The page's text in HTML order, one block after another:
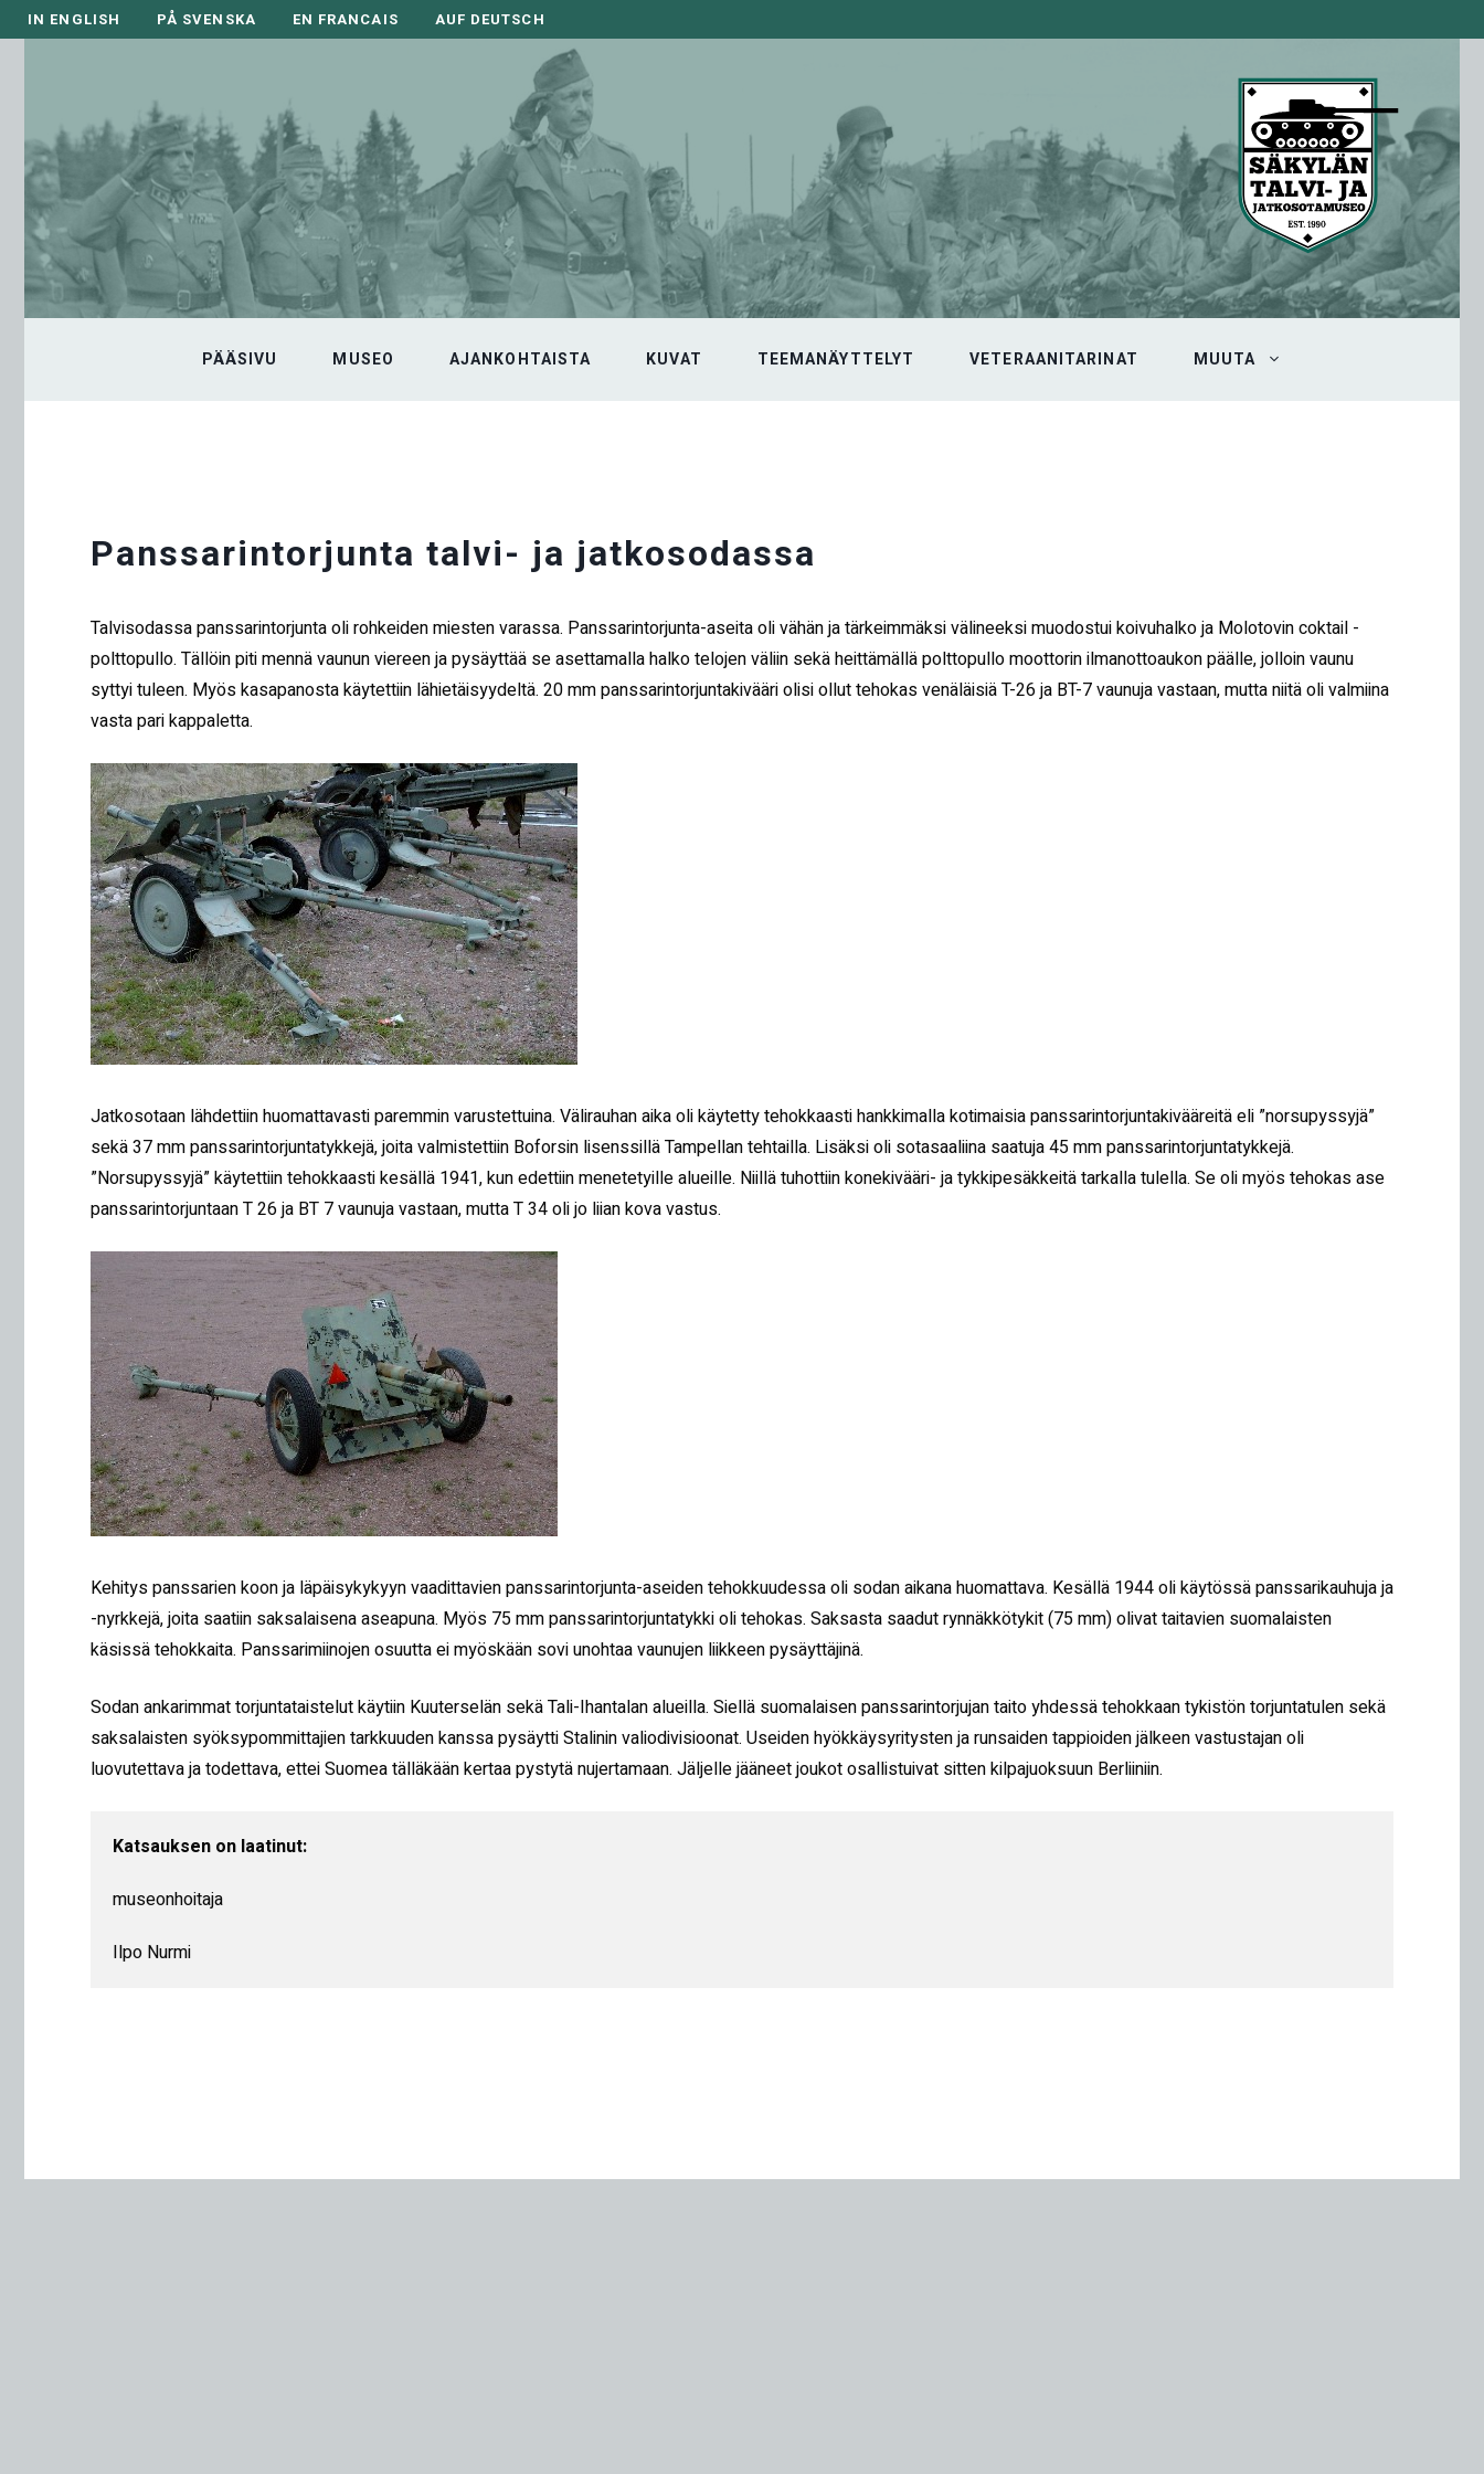
Siirry
sisältöön
IN ENGLISH PÅ SVENSKA EN FRANCAIS AUF DEUTSCH
PÄÄSIVU MUSEO AJANKOHTAISTA KUVAT TEEMANÄYTTELYT VETERAANITARINAT MUUTA
Panssarintorjunta talvi- ja jatkosodassa
Talvisodassa panssarintorjunta oli rohkeiden miesten varassa. Panssarintorjunta-aseita oli vähän ja tärkeimmäksi välineeksi muodostui koivuhalko ja Molotovin coktail -
polttopullo. Tällöin piti mennä vaunun viereen ja pysäyttää se asettamalla halko telojen väliin sekä heittämällä polttopullo moottorin ilmanottoaukon päälle, jolloin vaunu
syttyi tuleen. Myös kasapanosta käytettiin lähietäisyydeltä. 20 mm panssarintorjuntakivääri olisi ollut tehokas venäläisiä T-26 ja BT-7 vaunuja vastaan, mutta niitä oli valmiina
vasta pari kappaletta.
Jatkosotaan lähdettiin huomattavasti paremmin varustettuina. Välirauhan aika oli käytetty tehokkaasti hankkimalla kotimaisia panssarintorjuntakivääreitä eli ”norsupyssyjä”
sekä 37 mm panssarintorjuntatykkejä, joita valmistettiin Boforsin lisenssillä Tampellan tehtailla. Lisäksi oli sotasaaliina saatuja 45 mm panssarintorjuntatykkejä.
”Norsupyssyjä” käytettiin tehokkaasti kesällä 1941, kun edettiin menetetyille alueille. Niillä tuhottiin konekivääri- ja tykkipesäkkeitä tarkalla tulella. Se oli myös tehokas ase
panssarintorjuntaan T 26 ja BT 7 vaunuja vastaan, mutta T 34 oli jo liian kova vastus.
Kehitys panssarien koon ja läpäisykykyyn vaadittavien panssarintorjunta-aseiden tehokkuudessa oli sodan aikana huomattava. Kesällä 1944 oli käytössä panssarikauhuja ja
-nyrkkejä, joita saatiin saksalaisena aseapuna. Myös 75 mm panssarintorjuntatykki oli tehokas. Saksasta saadut rynnäkkötykit (75 mm) olivat taitavien suomalaisten
käsissä tehokkaita. Panssarimiinojen osuutta ei myöskään sovi unohtaa vaunujen liikkeen pysäyttäjinä.
Sodan ankarimmat torjuntataistelut käytiin Kuuterselän sekä Tali-Ihantalan alueilla. Siellä suomalaisen panssarintorjujan taito yhdessä tehokkaan tykistön torjuntatulen sekä
saksalaisten syöksypommittajien tarkkuuden kanssa pysäytti Stalinin valiodivisioonat. Useiden hyökkäysyritysten ja runsaiden tappioiden jälkeen vastustajan oli
luovutettava ja todettava, ettei Suomea tälläkään kertaa pystytä nujertamaan. Jäljelle jääneet joukot osallistuivat sitten kilpajuoksuun Berliiniin.
Katsauksen on laatinut:
museonhoitaja
Ilpo Nurmi